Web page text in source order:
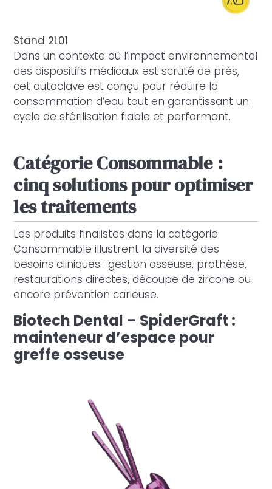
Stand 2L01
Dans un contexte où l’impact environnemental
des dispositifs médicaux est scruté de près,
cet autoclave est conçu pour réduire la
consommation d’eau tout en garantissant un
cycle de stérilisation fiable et performant.
Catégorie Consommable :
cinq solutions pour optimiser
les traitements
Les produits finalistes dans la catégorie
Consommable illustrent la diversité des
besoins cliniques : gestion osseuse, prothèse,
restaurations directes, découpe de zircone ou
encore prévention carieuse.
Biotech Dental – SpiderGraft :
mainteneur d’espace pour
greffe osseuse